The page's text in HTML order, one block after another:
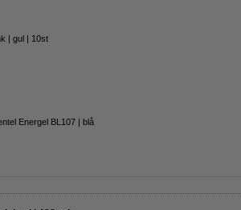
| gul | 10st
Energel BL107 | blå